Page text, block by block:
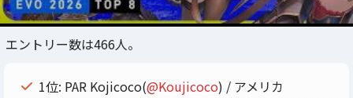
エントリー数は466人。
1位: PAR Kojicoco(@Koujicoco) / アメリカ